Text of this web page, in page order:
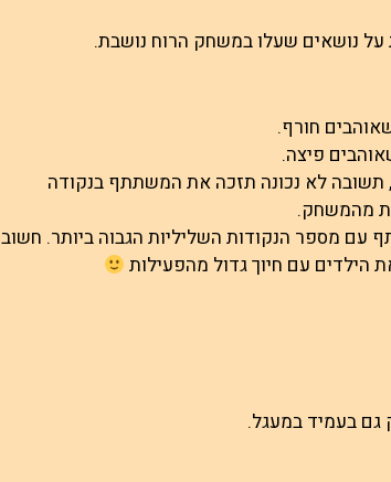
נושאים שעלו במשחק הרוח נושבת.
לא נכונה תזכה את המשתתף בנקודה
מהמשחק.
מספר הנקודות השליליות הגבוה ביותר. חשוב
עם חיוך גדול מהפעילות
גם בעמיד במעגל.